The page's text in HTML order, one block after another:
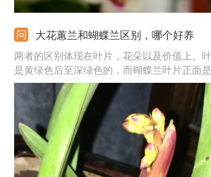
大花蕙兰和蝴蝶兰区别，哪个好养
两者的区别体现在叶片，花朵以及价值上。
是黄绿色后至深绿色的，而蝴蝶兰叶片正面
的。花朵上大花蕙兰花序较长，花色也很多
集中的，形似蝴蝶。此外，价值上看大花蕙
窗台以及花架上。蝴蝶兰花色朵，多是用来